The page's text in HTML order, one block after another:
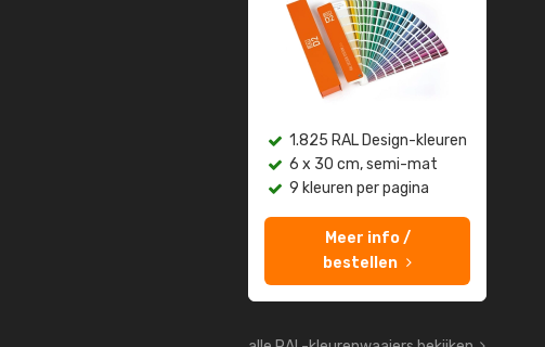
1.825 RAL Design-kleuren
6 x 30 cm, semi-mat
9 kleuren per pagina
Meer info /
bestellen